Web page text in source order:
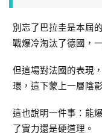
別忘了巴拉圭是本屆
戰爆冷淘汰了德國，
但這場對法國的表現
環，這下蒙上一層陰
這也說明一件事：能
了實力還是硬道理。